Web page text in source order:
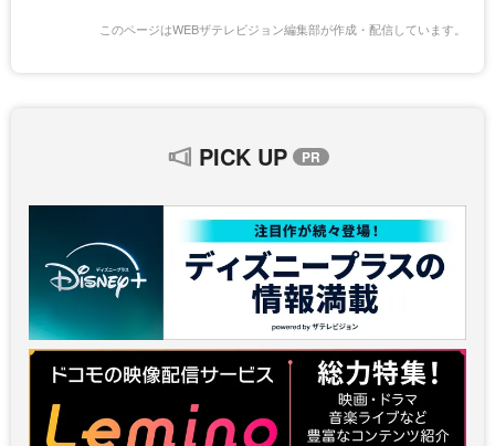
このページはWEBザテレビジョン編集部が作成・配信しています。
PICK UP